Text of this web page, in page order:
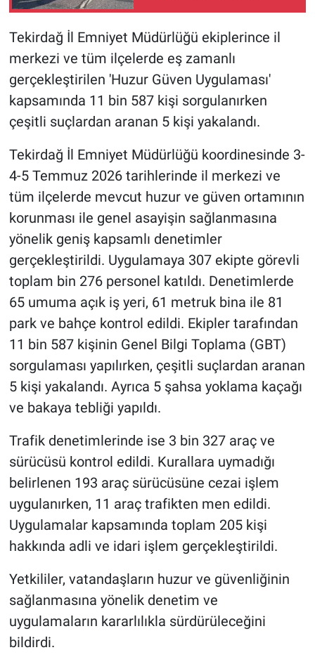
Tekirdağ İl Emniyet Müdürlüğü ekiplerince il
merkezi ve tüm ilçelerde eş zamanlı
gerçekleştirilen 'Huzur Güven Uygulaması'
kapsamında 11 bin 587 kişi sorgulanırken
çeşitli suçlardan aranan 5 kişi yakalandı.
Tekirdağ İl Emniyet Müdürlüğü koordinesinde 3-
4-5 Temmuz 2026 tarihlerinde il merkezi ve
tüm ilçelerde mevcut huzur ve güven ortamının
korunması ile genel asayişin sağlanmasına
yönelik geniş kapsamlı denetimler
gerçekleştirildi. Uygulamaya 307 ekipte görevli
toplam bin 276 personel katıldı. Denetimlerde
65 umuma açık iş yeri, 61 metruk bina ile 81
park ve bahçe kontrol edildi. Ekipler tarafından
11 bin 587 kişinin Genel Bilgi Toplama (GBT)
sorgulaması yapılırken, çeşitli suçlardan aranan
5 kişi yakalandı. Ayrıca 5 şahsa yoklama kaçağı
ve bakaya tebliği yapıldı.
Trafik denetimlerinde ise 3 bin 327 araç ve
sürücüsü kontrol edildi. Kurallara uymadığı
belirlenen 193 araç sürücüsüne cezai işlem
uygulanırken, 11 araç trafikten men edildi.
Uygulamalar kapsamında toplam 205 kişi
hakkında adli ve idari işlem gerçekleştirildi.
Yetkililer, vatandaşların huzur ve güvenliğinin
sağlanmasına yönelik denetim ve
uygulamaların kararlılıkla sürdürüleceğini
bildirdi.